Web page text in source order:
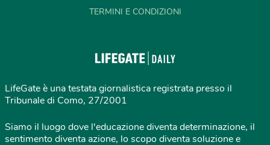
TERMINI E CONDIZIONI
LifeGate è una testata giornalistica registrata presso il
Tribunale di Como, 27/2001
Siamo il luogo dove l'educazione diventa determinazione, il
sentimento diventa azione, lo scopo diventa soluzione e